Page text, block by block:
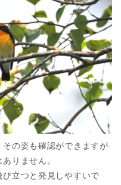
の姿も確認ができますが
りません。
立つと発見しやすいで